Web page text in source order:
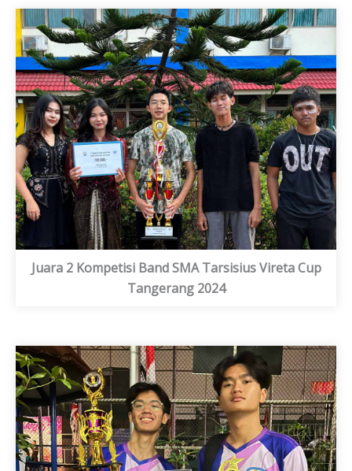
Juara 2 Kompetisi Band SMA Tarsisius Vireta Cup
Tangerang 2024